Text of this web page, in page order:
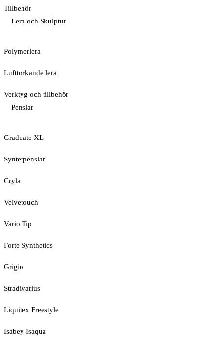
Tillbehör
Lera och Skulptur
Polymerlera
Lufttorkande lera
Verktyg och tillbehör
Penslar
Graduate XL
Syntetpenslar
Cryla
Velvetouch
Vario Tip
Forte Synthetics
Grigio
Stradivarius
Liquitex Freestyle
Isabey Isaqua